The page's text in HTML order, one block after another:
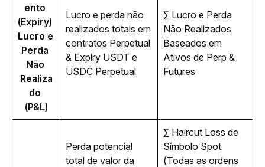
ento
(Expiry)
Lucro e
Perda
Não
Realiza
do
(P&L)
Lucro e perda não
realizados totais em
contratos Perpetual
& Expiry USDT e
USDC Perpetual
∑ Lucro e Perda
Não Realizados
Baseados em
Ativos de Perp &
Futures
Perda potencial
total de valor da
∑ Haircut Loss de
Símbolo Spot
(Todas as ordens